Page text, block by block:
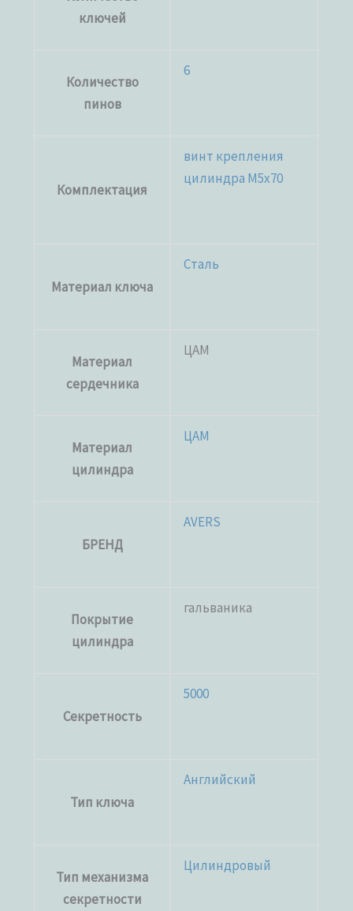
ключей
Количество
пинов
6
Комплектация
винт крепления
цилиндра M5x70
Материал ключа
Сталь
Материал
сердечника
ЦАМ
Материал
цилиндра
ЦАМ
БРЕНД
AVERS
Покрытие
цилиндра
гальваника
Секретность
5000
Тип ключа
Английский
Тип механизма
секретности
Цилиндровый